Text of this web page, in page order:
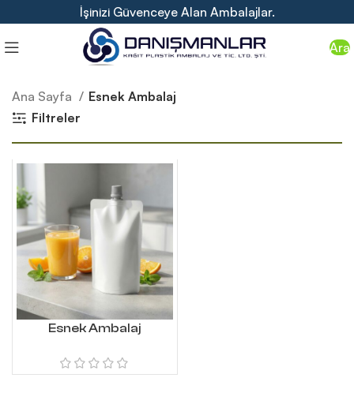
İşinizi Güvenceye Alan Ambalajlar.
Ara
Ana Sayfa
Esnek Ambalaj
Filtreler
Esnek Ambalaj